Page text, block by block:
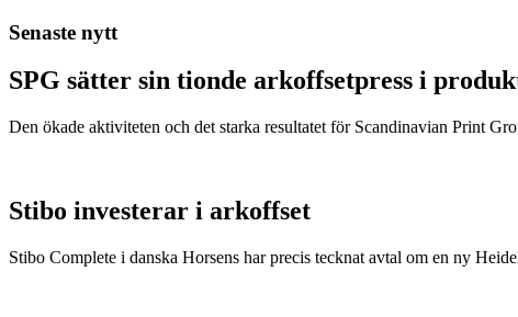
Senaste nytt
SPG sätter sin tionde arkoffsetpress i
Den ökade aktiviteten och det starka resultatet för Scandinavian Print
Stibo investerar i arkoffset
Stibo Complete i danska Horsens har precis tecknat avtal om en ny